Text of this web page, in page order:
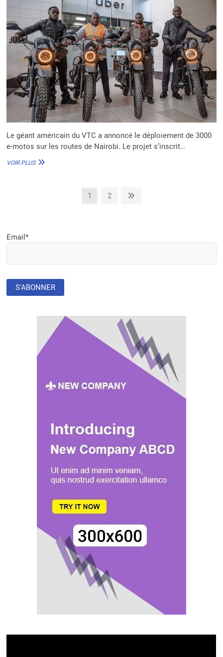
Le géant américain du VTC a annoncé le déploiement de 3000
e-motos sur les routes de Nairobi. Le projet s’inscrit…
VOIR PLUSKENYA
MOTOS
NAIROBI
Page
1 Page
2
Email*